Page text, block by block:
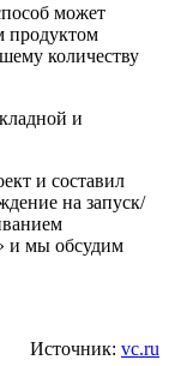
может
продуктом
количеству
и
и составил
на запуск/
и мы обсудим
Источник: vc.ru